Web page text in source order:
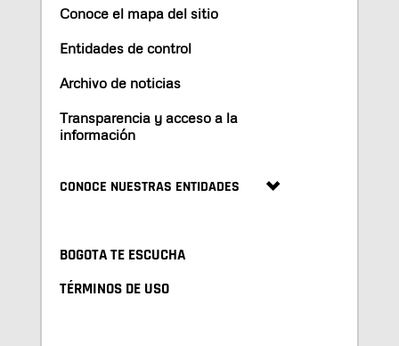
Conoce el mapa del sitio
Entidades de control
Archivo de noticias
Transparencia y acceso a la
información
CONOCE NUESTRAS ENTIDADES
BOGOTA TE ESCUCHA
TÉRMINOS DE USO